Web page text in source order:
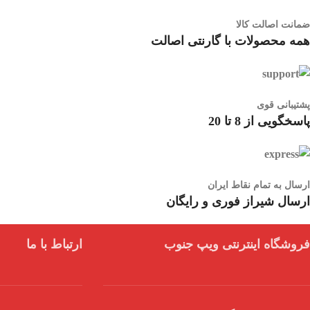
ضمانت اصالت کالا
همه محصولات با گارنتی اصالت
پشتیبانی قوی
پاسخگویی از 8 تا 20
ارسال به تمام نقاط ایران
ارسال شیراز فوری و رایگان
فروشگاه اینترنتی ویپ جنوب ارتباط با ما